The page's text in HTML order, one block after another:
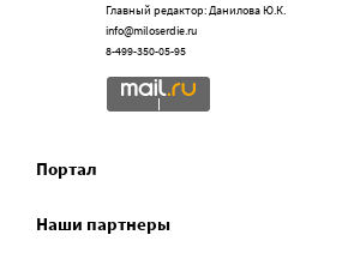
Главный редактор: Данилова Ю.К.
info@miloserdie.ru
8-499-350-05-95
Портал
Наши партнеры